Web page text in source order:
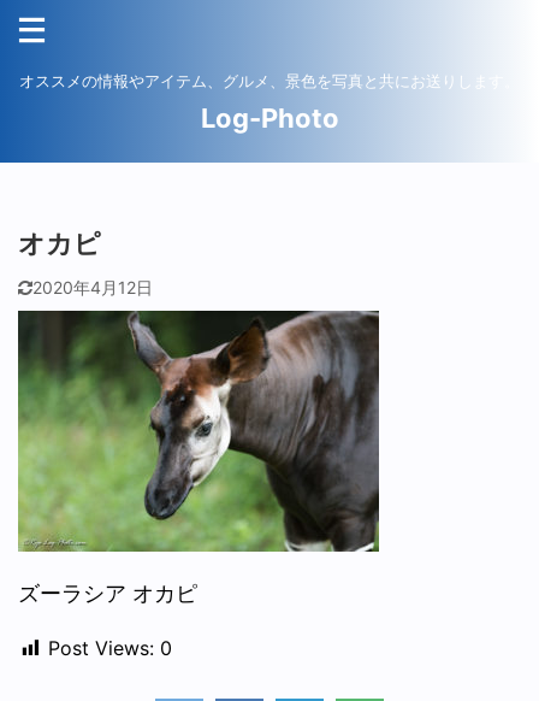
オススメの情報やアイテム、グルメ、景色を写真と共にお送りします。
Log-Photo
オカピ
2020年4月12日
ズーラシア オカピ
Post Views: 0